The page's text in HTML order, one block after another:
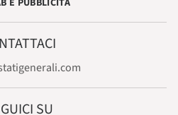
E PUBBLICITÀ
SU